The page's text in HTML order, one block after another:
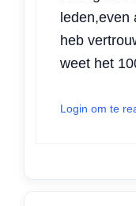
leden,even
heb
weet het
Login om te